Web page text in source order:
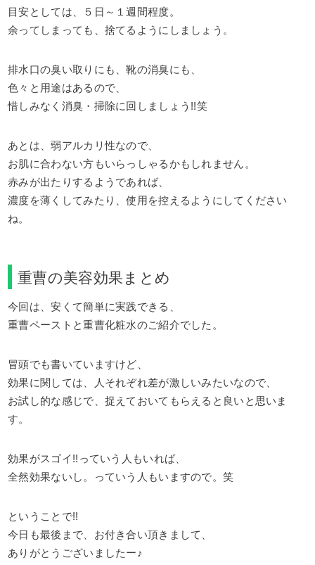
目安としては、５日～１週間程度。
余ってしまっても、捨てるようにしましょう。
排水口の臭い取りにも、靴の消臭にも、
色々と用途はあるので、
惜しみなく消臭・掃除に回しましょう!!笑
あとは、弱アルカリ性なので、
お肌に合わない方もいらっしゃるかもしれません。
赤みが出たりするようであれば、
濃度を薄くしてみたり、使用を控えるようにしてください
ね。
重曹の美容効果まとめ
今回は、安くて簡単に実践できる、
重曹ペーストと重曹化粧水のご紹介でした。
冒頭でも書いていますけど、
効果に関しては、人それぞれ差が激しいみたいなので、
お試し的な感じで、捉えておいてもらえると良いと思いま
す。
効果がスゴイ!!っていう人もいれば、
全然効果ないし。っていう人もいますので。笑
ということで!!
今日も最後まで、お付き合い頂きまして、
ありがとうございましたー♪